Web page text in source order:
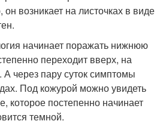
возникает на листочках в виде
начинает поражать нижнюю
переходит вверх, на
А через пару суток симптомы
Под кожурой можно увидеть
которое постепенно начинает
темной.